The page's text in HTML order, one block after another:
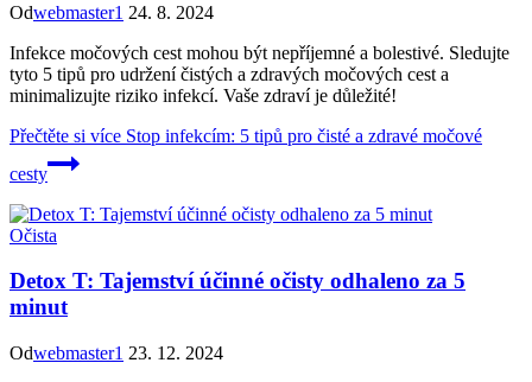
Odwebmaster1 24. 8. 2024
Infekce močových cest mohou být nepříjemné a bolestivé. Sledujte
tyto 5 tipů pro udržení čistých a zdravých močových cest a
minimalizujte riziko infekcí. Vaše zdraví je důležité!
Přečtěte si více Stop infekcím: 5 tipů pro čisté a zdravé močové
cesty
Očista
Detox T: Tajemství účinné očisty odhaleno za 5
minut
Odwebmaster1 23. 12. 2024